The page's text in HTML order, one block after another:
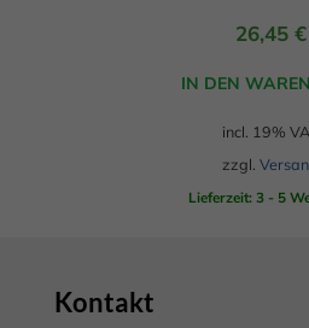
26,45 €
IN DEN
incl. 19%
zzgl.
Lieferzeit: 3 - 5
Kontakt
sie Besucher über Websites hinweg
Cookie-
werden, bedarf der Zugriff auf diese